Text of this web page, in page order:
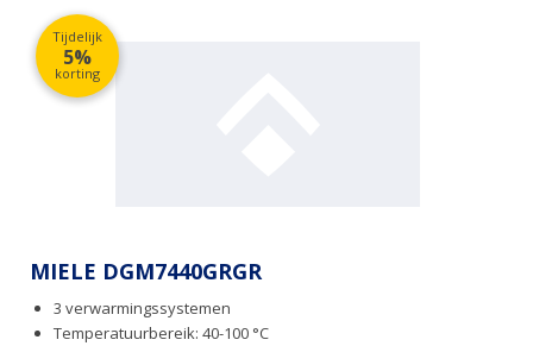
Tijdelijk
5%
korting
MIELE DGM7440GRGR
3 verwarmingssystemen
Temperatuurbereik: 40-100 °C